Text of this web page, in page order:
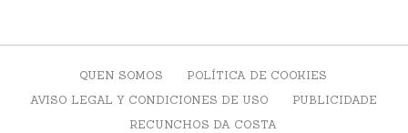
QUEN SOMOS
POLÍTICA DE COOKIES
AVISO LEGAL Y CONDICIONES DE USO
PUBLICIDADE
RECUNCHOS DA COSTA